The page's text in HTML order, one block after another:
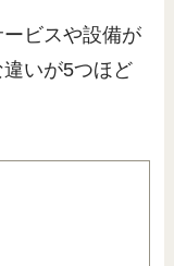
ビスや設備が
いが5つほど